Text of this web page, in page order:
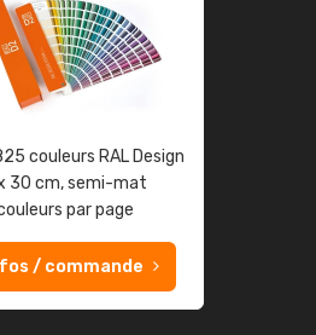
couleurs RAL Design
30 cm, semi-mat
par page
/ commande